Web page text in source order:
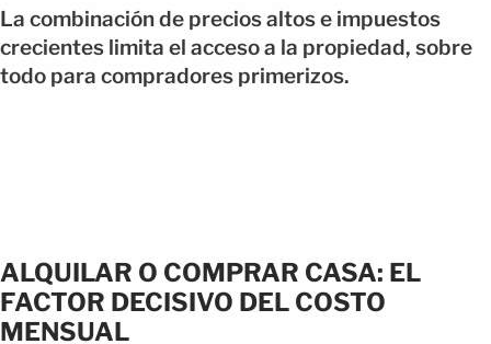
La combinación de precios altos e impuestos
crecientes limita el acceso a la propiedad, sobre
todo para compradores primerizos.
ALQUILAR O COMPRAR CASA: EL
FACTOR DECISIVO DEL COSTO
MENSUAL